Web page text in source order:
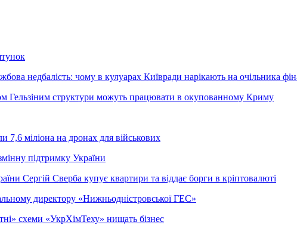
недбалість: чому в кулуарах Київради нарікають на очільника
Гельзіним структури можуть працювати в окупованному Криму
7,6 міліона на дронах для військових
підтримку України
Сергій Сверба купує квартири та віддає борги в кріптовалюті
директору «Нижньодністровської ГЕС»
схеми «УкрХімТеху» нищать бізнес